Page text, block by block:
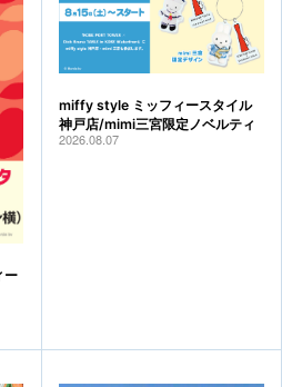
ー
miffy style ミッフィースタイル
神戸店/mimi三宮限定ノベルティ
2026.08.07